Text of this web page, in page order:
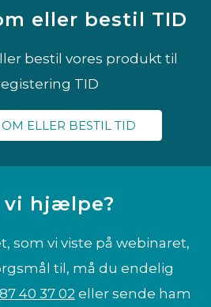
eller bestil TID
bestil vores produkt til
TID
ELLER BESTIL TID
vi hjælpe?
som vi viste på webinaret,
til, må du endelig
87 40 37 02 eller sende ham